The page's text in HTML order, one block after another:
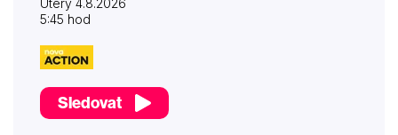
5:45 hod
Sledovat